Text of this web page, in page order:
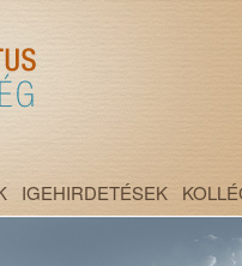
IGEHIRDETÉSEK